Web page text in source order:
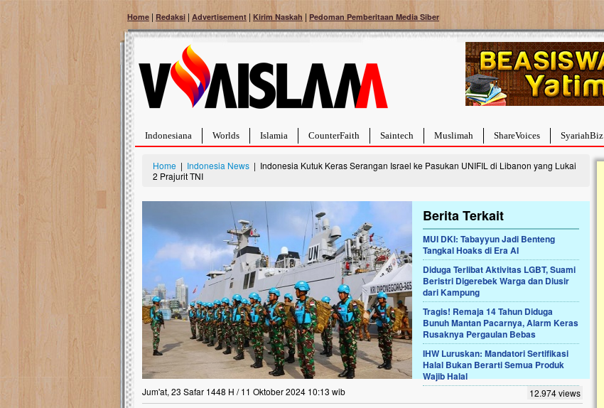
Home | Redaksi | Advertisement | Kirim Naskah | Pedoman Pemberitaan Media Siber
Indonesiana Worlds Islamia CounterFaith Saintech Muslimah ShareVoices SyariahBiz
Home | Indonesia News | Indonesia Kutuk Keras Serangan Israel ke Pasukan UNIFIL di Libanon yang Lukai
2 Prajurit TNI
Berita Terkait
MUI DKI: Tabayyun Jadi Benteng
Tangkal Hoaks di Era AI
Diduga Terlibat Aktivitas LGBT, Suami
Beristri Digerebek Warga dan Diusir
dari Kampung
Tragis! Remaja 14 Tahun Diduga
Bunuh Mantan Pacarnya, Alarm Keras
Rusaknya Pergaulan Bebas
IHW Luruskan: Mandatori Sertifikasi
Halal Bukan Berarti Semua Produk
Wajib Halal
Jum'at, 23 Safar 1448 H / 11 Oktober 2024 10:13 wib 12.974 views
Bantu Naura, Balita Hebat Sembuh Dari
Tumor Pembuluh Darah
Hidup Naura Salsabila dipenuhi dengan
rintangan yang sangat berat. Meskipun baru
berusia sepuluh bulan, bayi yang imut ini harus
menghadapi penyakit yang dahsyat, yaitu tumor
pembuluh darah berukuran...
Lima Tahun Mangkrak, Masjid di
Pelosok ini Mengenaskan. Ayo Bantu.!!
Nasib masjid di Kampung Cilumbu ini sungguh
mengenaskan. Lima tahun mangkrak, kini nyaris
tak berbentuk masjid, dipenuhi rumput liar,